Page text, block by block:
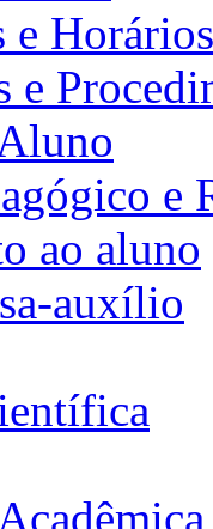
e Horários
e
e
ao aluno
auxílio